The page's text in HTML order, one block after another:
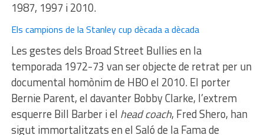
1987, 1997 i 2010.
Els campions de la Stanley cup dècada a dècada
Les gestes dels Broad Street Bullies en la
temporada 1972-73 van ser objecte de retrat per un
documental homònim de HBO el 2010. El porter
Bernie Parent, el davanter Bobby Clarke, l’extrem
esquerre Bill Barber i el head coach, Fred Shero, han
sigut immortalitzats en el Saló de la Fama de